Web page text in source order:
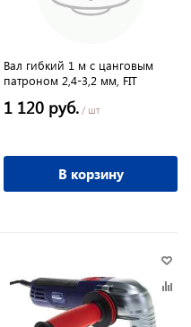
Вал гибкий 1 м с цанговым
патроном 2,4-3,2 мм, FIT
1 120 руб. / шт
В корзину